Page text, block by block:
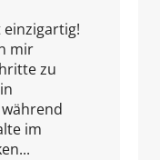
mir
zu
im